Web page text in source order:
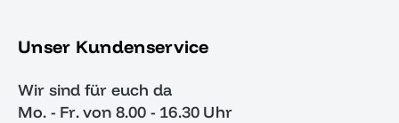
Unser Kundenservice
Wir sind für euch da
Mo. - Fr. von 8.00 - 16.30 Uhr